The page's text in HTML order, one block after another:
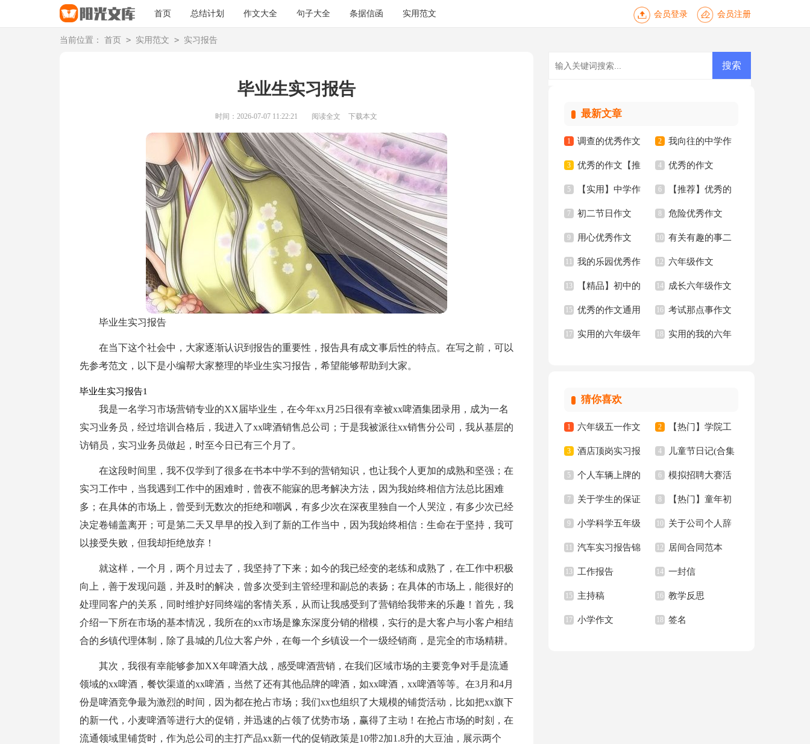
首页 总结计划 作文大全 句子大全 条据信函 实用范文 会员登录 会员注册
当前位置： 首页 > 实用范文 > 实习报告
毕业生实习报告
时间：2026-07-07 11:22:21 阅读全文 下载本文
毕业生实习报告
在当下这个社会中，大家逐渐认识到报告的重要性，报告具有成文事后性的特点。在写之前，可以
先参考范文，以下是小编帮大家整理的毕业生实习报告，希望能够帮助到大家。
毕业生实习报告1
我是一名学习市场营销专业的XX届毕业生，在今年xx月25日很有幸被xx啤酒集团录用，成为一名
实习业务员，经过培训合格后，我进入了xx啤酒销售总公司；于是我被派往xx销售分公司，我从基层的
访销员，实习业务员做起，时至今日已有三个月了。
在这段时间里，我不仅学到了很多在书本中学不到的营销知识，也让我个人更加的成熟和坚强；在
实习工作中，当我遇到工作中的困难时，曾夜不能寐的思考解决方法，因为我始终相信方法总比困难
多；在具体的市场上，曾受到无数次的拒绝和嘲讽，有多少次在深夜里独自一个人哭泣，有多少次已经
决定卷铺盖离开；可是第二天又早早的投入到了新的工作当中，因为我始终相信：生命在于坚持，我可
以接受失败，但我却拒绝放弃！
就这样，一个月，两个月过去了，我坚持了下来；如今的我已经变的老练和成熟了，在工作中积极
向上，善于发现问题，并及时的解决，曾多次受到主管经理和副总的表扬；在具体的市场上，能很好的
处理同客户的关系，同时维护好同终端的客情关系，从而让我感受到了营销给我带来的乐趣！首先，我
介绍一下所在市场的基本情况，我所在的xx市场是豫东深度分销的楷模，实行的是大客户与小客户相结
合的乡镇代理体制，除了县城的几位大客户外，在每一个乡镇设一个一级经销商，是完全的市场精耕。
其次，我很有幸能够参加XX年啤酒大战，感受啤酒营销，在我们区域市场的主要竞争对手是流通
领域的xx啤酒，餐饮渠道的xx啤酒，当然了还有其他品牌的啤酒，如xx啤酒，xx啤酒等等。在3月和4月
份是啤酒竞争最为激烈的时间，因为都在抢占市场；我们xx也组织了大规模的铺货活动，比如把xx旗下
的新一代，小麦啤酒等进行大的促销，并迅速的占领了优势市场，赢得了主动！在抢占市场的时刻，在
流通领域里铺货时，作为总公司的主打产品xx新一代的促销政策是10带2加1.8升的大豆油，展示两个
最新文章
1 调查的优秀作文 2 我向往的中学作
文汇编六篇
3 优秀的作文【推
荐】
4 优秀的作文
【荐】
5 【实用】中学作
文汇编7篇
6 【推荐】优秀的
作文
7 初二节日作文 8 危险优秀作文
9 用心优秀作文 10 有关有趣的事二
年级作文锦集八篇
11 我的乐园优秀作
文
12 六年级作文
【精】
13 【精品】初中的
我作文合集五篇
14 成长六年级作文
15 优秀的作文通用
15篇
16 考试那点事作文
17 实用的六年级年 18 实用的我的六年
猜你喜欢
1 六年级五一作文
300字集锦7篇
2 【热门】学院工
作计划四篇
3 酒店顶岗实习报
告十篇
4 儿童节日记(合集
15篇)
5 个人车辆上牌的
委托书
6 模拟招聘大赛活
动总结
7 关于学生的保证
书汇总八篇
8 【热门】童年初
中作文300字集锦十
篇
9 小学科学五年级
上册教学计划
10 关于公司个人辞
职报告汇总6篇
11 汽车实习报告锦
集八篇
12 居间合同范本
13 工作报告 14 一封信
15 主持稿 16 教学反思
17 小学作文 18 签名